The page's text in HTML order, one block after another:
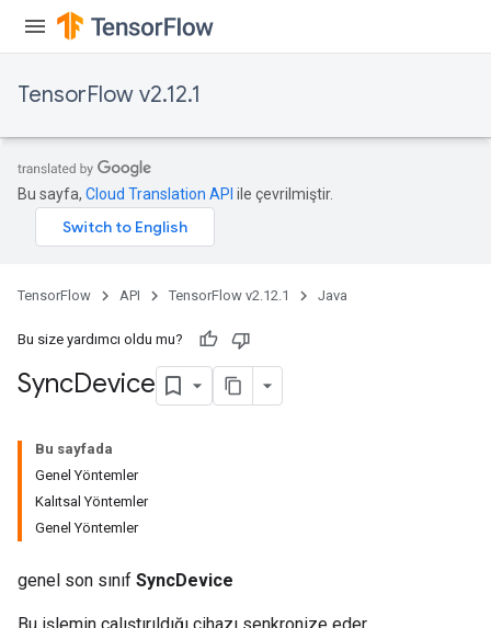
TensorFlow v2.12.1
Bu sayfa, Cloud Translation API ile çevrilmiştir.
TensorFlow API TensorFlow v2.12.1 Java
Bu size yardımcı oldu mu?
SyncDevice
Bu sayfada
Genel Yöntemler
Kalıtsal Yöntemler
Genel Yöntemler
genel son sınıf SyncDevice